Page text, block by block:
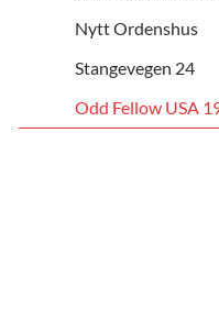
Nytt Ordenshus
Stangevegen 24
Odd Fellow USA